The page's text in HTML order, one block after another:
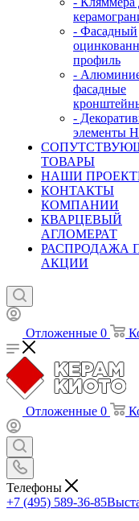
- Фасадный
профиль
-
фасадные
-
элементы
ТОВАРЫ
НАШИ
КОНТАКТЫ
КОМПАНИИ
КВАРЦЕВЫЙ
АГЛОМЕРАТ
РАСПРОДАЖА
АКЦИИ
Отложенные 0
Отложенные 0
Телефоны
+7 (495) 589-36-85